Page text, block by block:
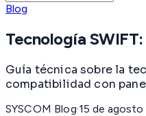
Blog
Tecnología
Guía técnica sobre la
compatibilidad con
SYSCOM Blog·15 de agosto